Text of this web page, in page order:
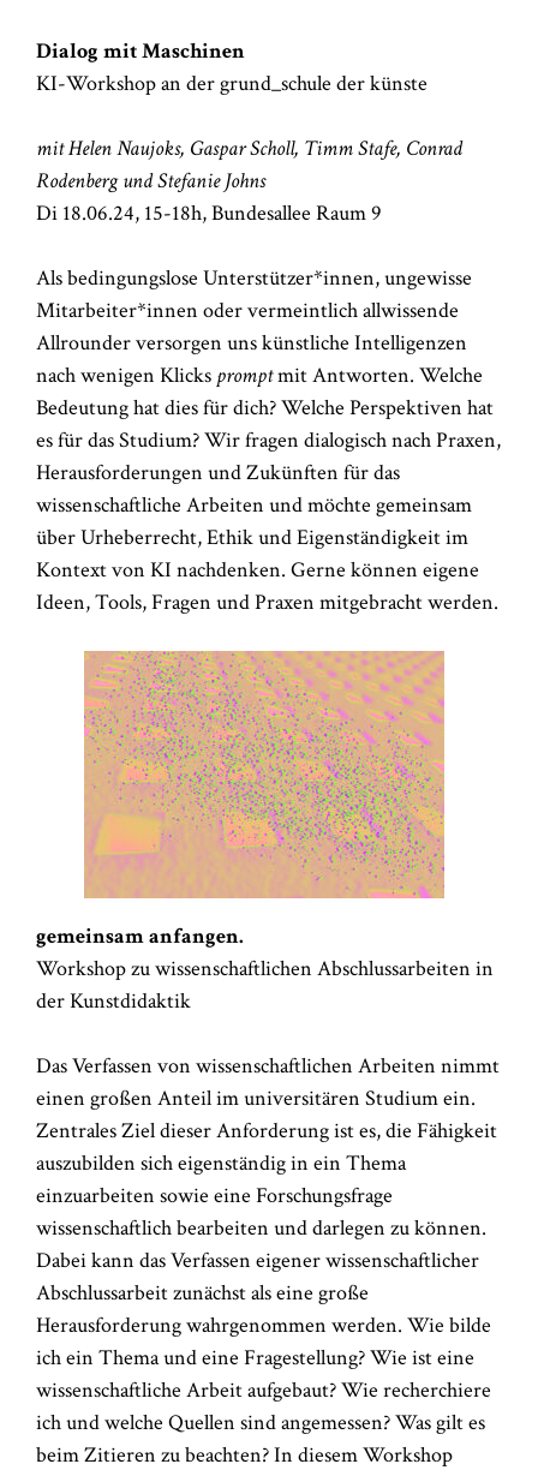
Dialog mit Maschinen
KI-Workshop an der grund_schule der künste
mit Helen Naujoks, Gaspar Scholl, Timm Stafe, Conrad
Rodenberg und Stefanie Johns
Di 18.06.24, 15-18h, Bundesallee Raum 9
Als bedingungslose Unterstützer*innen, ungewisse
Mitarbeiter*innen oder vermeintlich allwissende
Allrounder versorgen uns künstliche Intelligenzen
nach wenigen Klicks promptmit Antworten. Welche
Bedeutung hat dies für dich? Welche Perspektiven hat
es für das Studium? Wir fragen dialogisch nach Praxen,
Herausforderungen und Zukünften für das
wissenschaftliche Arbeiten und möchte gemeinsam
über Urheberrecht, Ethik und Eigenständigkeit im
Kontext von KI nachdenken. Gerne können eigene
Ideen, Tools, Fragen und Praxen mitgebracht werden.
gemeinsam anfangen.
Workshop zu wissenschaftlichen Abschlussarbeiten in
der Kunstdidaktik
Das Verfassen von wissenschaftlichen Arbeiten nimmt
einen großen Anteil im universitären Studium ein.
Zentrales Ziel dieser Anforderung ist es, die Fähigkeit
auszubilden sich eigenständig in ein Thema
einzuarbeiten sowie eine Forschungsfrage
wissenschaftlich bearbeiten und darlegen zu können.
Dabei kann das Verfassen eigener wissenschaftlicher
Abschlussarbeit zunächst als eine große
Herausforderung wahrgenommen werden. Wie bilde
ich ein Thema und eine Fragestellung? Wie ist eine
wissenschaftliche Arbeit aufgebaut? Wie recherchiere
ich und welche Quellen sind angemessen? Was gilt es
beim Zitieren zu beachten? In diesem Workshop